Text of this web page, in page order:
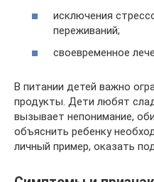
исключения
переживаний;
своевременное
В питании детей важно
продукты. Дети любят
вызывает непонимание,
объяснить ребенку
личный пример, оказать